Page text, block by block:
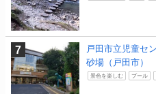
戸田市立児童セ
砂場（戸田市）
景色を楽しむ プール